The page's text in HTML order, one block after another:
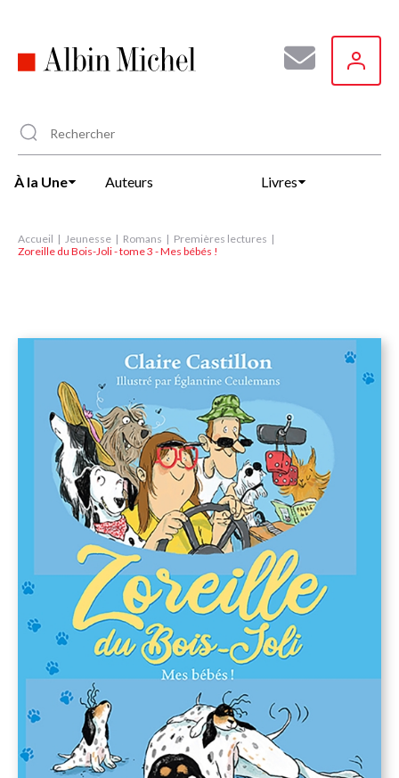
principal
À la Une Auteurs Livres
Accueil Jeunesse Romans
Premières lectures
Zoreille du Bois-Joli - tome 3 - Mes bébés !